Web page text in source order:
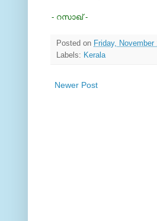
- റസാഖ് -
Posted on Friday, November
Labels: Kerala
Newer Post